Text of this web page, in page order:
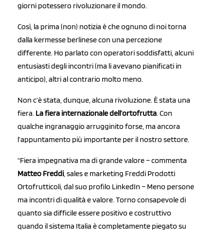
giorni potessero rivoluzionare il mondo.
Così, la prima (non) notizia è che ognuno di noi torna
dalla kermesse berlinese con una percezione
differente. Ho parlato con operatori soddisfatti, alcuni
entusiasti degli incontri (ma li avevano pianificati in
anticipo), altri al contrario molto meno.
Non c’è stata, dunque, alcuna rivoluzione. È stata una
fiera. La fiera internazionale dell’ortofrutta. Con
qualche ingranaggio arrugginito forse, ma ancora
l’appuntamento più importante per il nostro settore.
“Fiera impegnativa ma di grande valore – commenta
Matteo Freddi, sales e marketing Freddi Prodotti
Ortofrutticoli, dal suo profilo LinkedIn – Meno persone
ma incontri di qualità e valore. Torno consapevole di
quanto sia difficile essere positivo e costruttivo
quando il sistema Italia è completamente piegato su